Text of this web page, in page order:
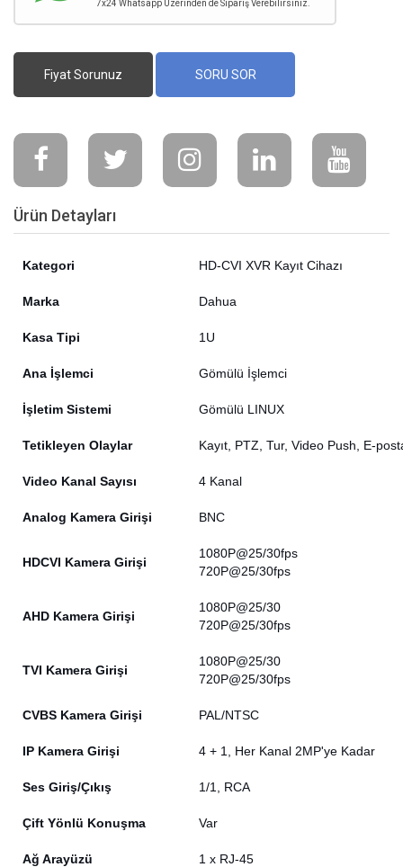
7x24 Whatsapp Üzerinden de Sipariş Verebilirsiniz.
Fiyat Sorunuz SORU SOR
Ürün Detayları
Kategori HD-CVI XVR Kayıt Cihazı
Marka Dahua
Kasa Tipi 1U
Ana İşlemci Gömülü İşlemci
İşletim Sistemi Gömülü LINUX
Tetikleyen Olaylar Kayıt, PTZ, Tur, Video Push, E-
Video Kanal Sayısı 4 Kanal
Analog Kamera Girişi BNC
HDCVI Kamera Girişi
1080P@25/30fps
720P@25/30fps
AHD Kamera Girişi
1080P@25/30
720P@25/30fps
TVI Kamera Girişi
1080P@25/30
720P@25/30fps
CVBS Kamera Girişi PAL/NTSC
IP Kamera Girişi 4 + 1, Her Kanal 2MP'ye Kadar
Ses Giriş/Çıkış 1/1, RCA
Çift Yönlü Konuşma Var
Ağ Arayüzü 1 x RJ-45